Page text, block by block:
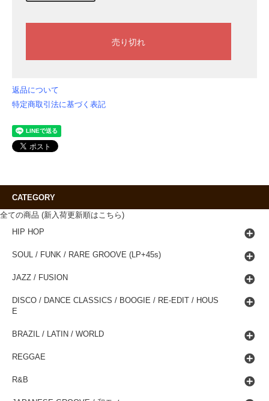
返品について
特定商取引法に基づく表記
CATEGORY
全ての商品 (新入荷更新順はこちら)
HIP HOP
SOUL / FUNK / RARE GROOVE (LP+45s)
JAZZ / FUSION
DISCO / DANCE CLASSICS / BOOGIE / RE-EDIT / HOUS
E
BRAZIL / LATIN / WORLD
REGGAE
R&B